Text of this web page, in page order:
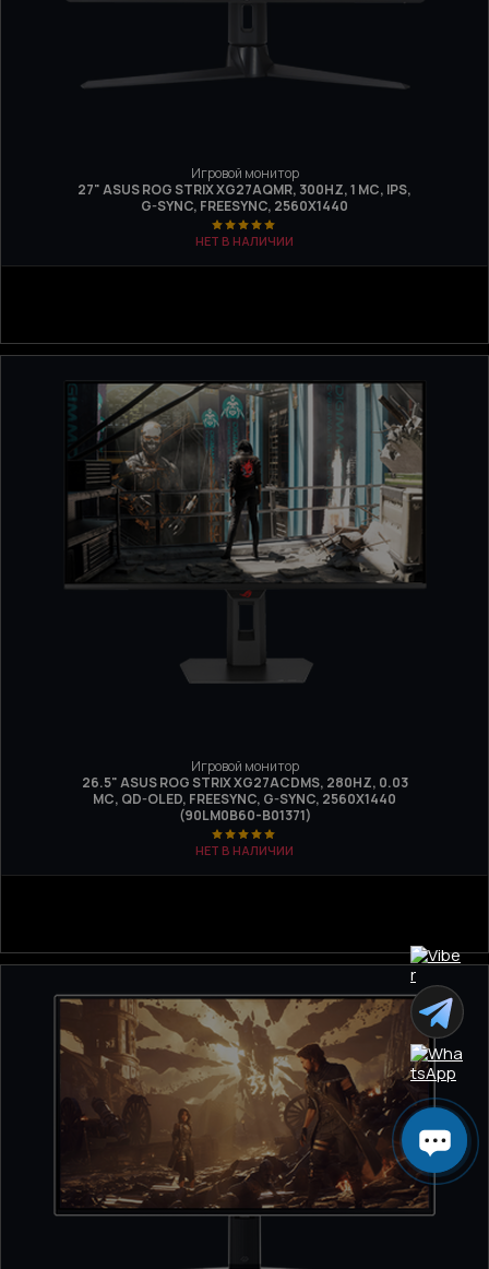
Игровой монитор
27" ASUS ROG STRIX XG27AQMR, 300HZ, 1 МС, IPS,
G-SYNC, FREESYNC, 2560Х1440
НЕТ В НАЛИЧИИ
Игровой монитор
26.5" ASUS ROG STRIX XG27ACDMS, 280HZ, 0.03
МС, QD-OLED, FREESYNC, G-SYNC, 2560X1440
(90LM0B60-B01371)
НЕТ В НАЛИЧИИ